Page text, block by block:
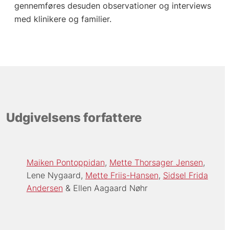
gennemføres desuden observationer og interviews
med klinikere og familier.
Udgivelsens forfattere
Maiken Pontoppidan Mette Thorsager Jensen
Lene Nygaard Mette Friis-Hansen Sidsel Frida
Andersen
Ellen Aagaard Nøhr